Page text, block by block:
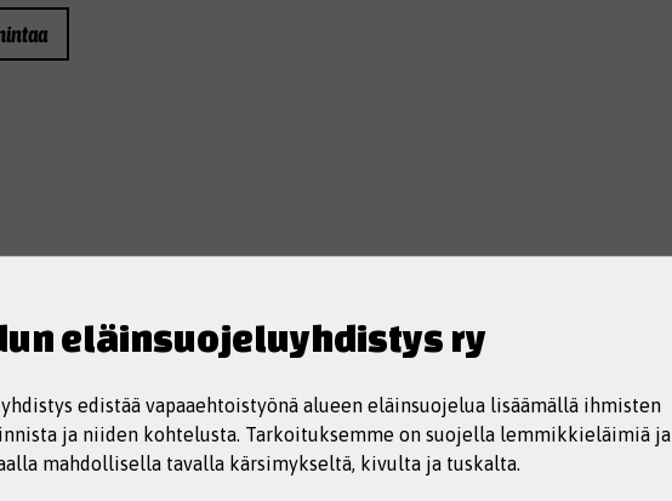
eläinsuojeluyhdistys ry
edistää vapaaehtoistyönä alueen eläinsuojelua lisäämällä ihmisten
ja niiden kohtelusta. Tarkoituksemme on suojella lemmikkieläimiä ja
mahdollisella tavalla kärsimykseltä, kivulta ja tuskalta.